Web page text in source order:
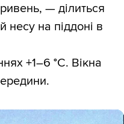
— ділиться
несу на піддоні в
+1–6 °С. Вікна